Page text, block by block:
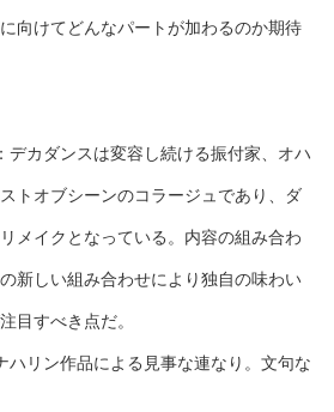
向けてどんなパートが加わるのか期待
デカダンスは変容し続ける振付家、オハ
トオブシーンのコラージュであり、ダ
メイクとなっている。内容の組み合わ
新しい組み合わせにより独自の味わい
目すべき点だ。
ハリン作品による見事な連なり。文句な